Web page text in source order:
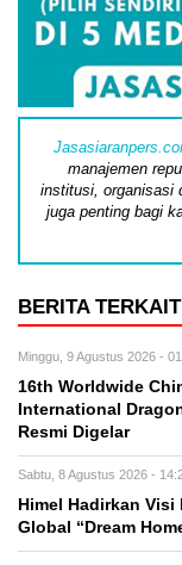
manajemen
institusi, organisasi
juga penting bagi
BERITA TERKAIT
Minggu, 9 Agustus 2026 -
16th Worldwide
International
Resmi Digelar
Sabtu, 8 Agustus 2026 -
Himel Hadirkan
Global “Dream